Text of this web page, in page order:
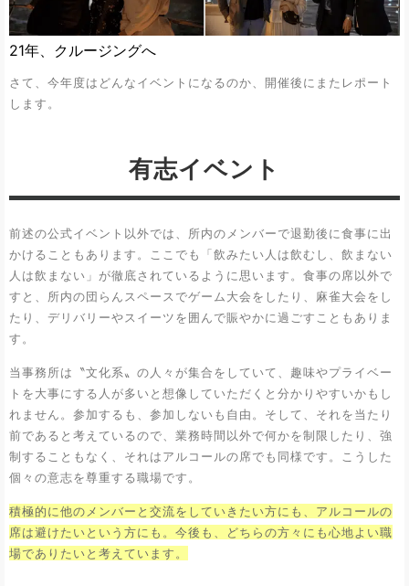
21年、クルージングへ
さて、今年度はどんなイベントになるのか、開催後にまたレポート
します。
有志イベント
前述の公式イベント以外では、所内のメンバーで退勤後に食事に出
かけることもあります。ここでも「飲みたい人は飲むし、飲まない
人は飲まない」が徹底されているように思います。食事の席以外で
すと、所内の団らんスペースでゲーム大会をしたり、麻雀大会をし
たり、デリバリーやスイーツを囲んで賑やかに過ごすこともありま
す。
当事務所は〝文化系〟の人々が集合をしていて、趣味やプライベー
トを大事にする人が多いと想像していただくと分かりやすいかもし
れません。参加するも、参加しないも自由。そして、それを当たり
前であると考えているので、業務時間以外で何かを制限したり、強
制することもなく、それはアルコールの席でも同様です。こうした
個々の意志を尊重する職場です。
積極的に他のメンバーと交流をしていきたい方にも、アルコールの
席は避けたいという方にも。今後も、どちらの方々にも心地よい職
場でありたいと考えています。